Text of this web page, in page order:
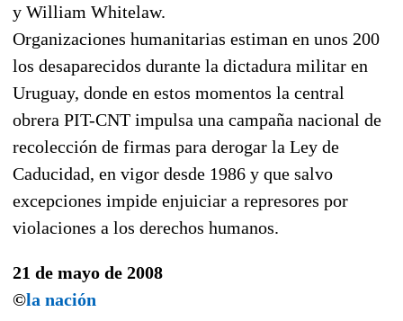
y William Whitelaw.
Organizaciones humanitarias estiman en unos 200
los desaparecidos durante la dictadura militar en
Uruguay, donde en estos momentos la central
obrera PIT-CNT impulsa una campaña nacional de
recolección de firmas para derogar la Ley de
Caducidad, en vigor desde 1986 y que salvo
excepciones impide enjuiciar a represores por
violaciones a los derechos humanos.
21 de mayo de 2008
©la nación